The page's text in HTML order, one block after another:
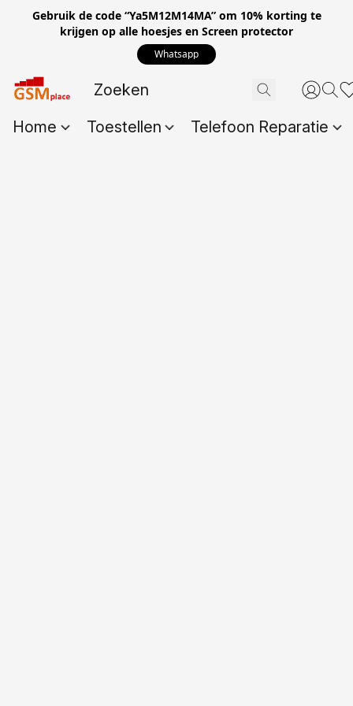
Gebruik de code “Ya5M12M14MA” om 10% korting te
krijgen op alle hoesjes en Screen protector
Whatsapp
Home Toestellen Telefoon Reparatie